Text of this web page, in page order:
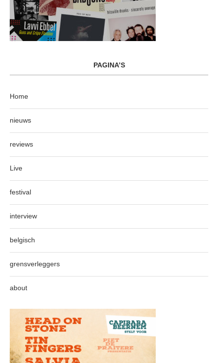
PAGINA’S
Home
nieuws
reviews
Live
festival
interview
belgisch
grensverleggers
about